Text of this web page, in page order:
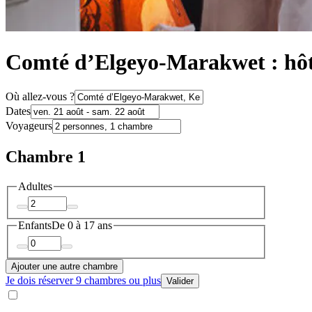
Comté d’Elgeyo-Marakwet :
Où allez-vous ?
Dates
Voyageurs
Chambre 1
Adultes
EnfantsDe 0 à 17 ans
Ajouter une autre chambre
Je dois réserver 9 chambres ou plus Valider